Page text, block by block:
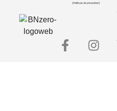
| Políticas de privacidad |